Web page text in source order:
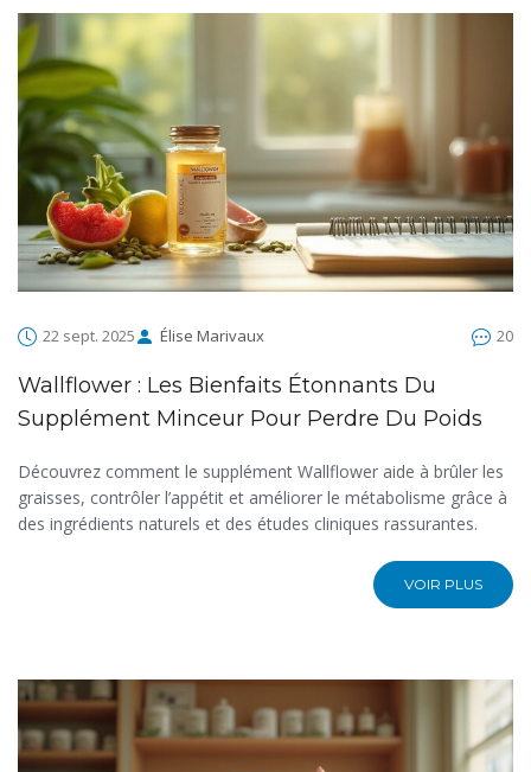
22 sept. 2025 Élise Marivaux 20
Wallflower : Les Bienfaits Étonnants Du
Supplément Minceur Pour Perdre Du Poids
Découvrez comment le supplément Wallflower aide à brûler les
graisses, contrôler l’appétit et améliorer le métabolisme grâce à
des ingrédients naturels et des études cliniques rassurantes.
VOIR PLUS